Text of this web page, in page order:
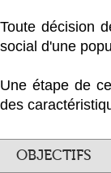
Toute décision
social d'une
Une étape de
des
OBJECTIFS